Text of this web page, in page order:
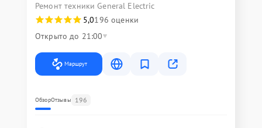
Ремонт техники General Electric
5,0196 оценки
Открыто до 21:00
Маршрут
ОбзорОтзывы 196